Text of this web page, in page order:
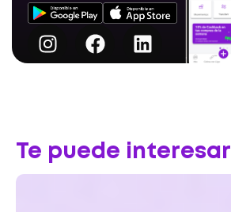
Te puede interesar